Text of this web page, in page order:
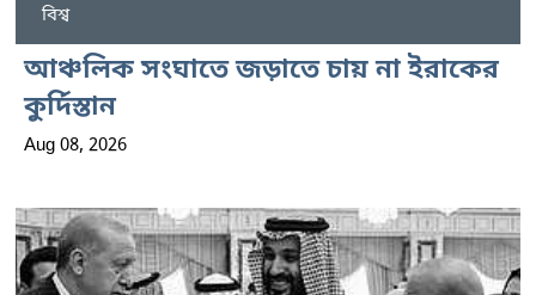
বিশ্ব
আঞ্চলিক সংঘাতে জড়াতে চায় না ইরাকের
কুর্দিস্তান
Aug 08, 2026